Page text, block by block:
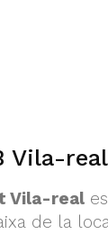
Vila-
Vila-reales
de la